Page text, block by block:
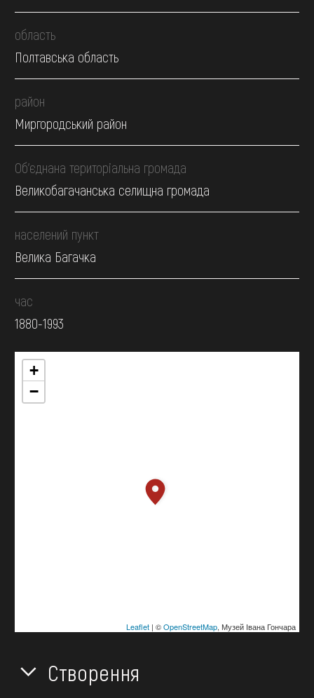
область
Полтавська область
район
Миргородський район
Об’єднана територіальна громада
Великобагачанська селищна громада
населений пункт
Велика Багачка
час
1880-1993
+
−
Leaflet| ©OpenStreetMap, Музей Івана Гончара
Створення